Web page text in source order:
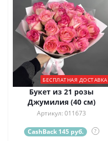
БЕСПЛАТНАЯ ДОСТАВКА
Букет из 21 розы
Джумилия (40 см)
Артикул: 011673
CashBack 145 руб. ?